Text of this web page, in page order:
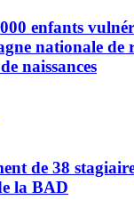
enfants
nationale de
naissances
de 38
la BAD